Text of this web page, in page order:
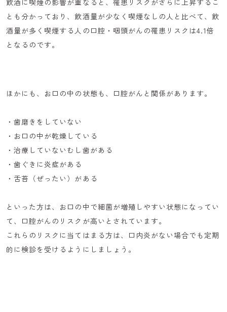
飲酒に喫煙の影響が重なると、罹患リスクがさらに上昇するこ
とも分かっており、飲酒量が少なく喫煙なしの人と比べて、飲
酒量が多く喫煙する人の口腔・咽頭がんの罹患リスクは4.1倍
となるのです。
ほかにも、お口の中の状態も、口腔がんと関係があります。
・歯磨きをしていない
・お口の中が乾燥している
・治療していないむし歯がある
・歯ぐきに炎症がある
・舌苔（ぜったい）がある
といった方は、お口の中で細菌が増殖しやすい状態になってい
て、口腔がんのリスクが高いとされています。
これらのリスクに当てはまる方は、口内炎がない場合でも定期
的に検診を受けるようにしましょう。